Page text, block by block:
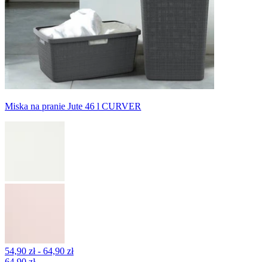
Miska na pranie Jute 46 l CURVER
54,90 zł - 64,90 zł